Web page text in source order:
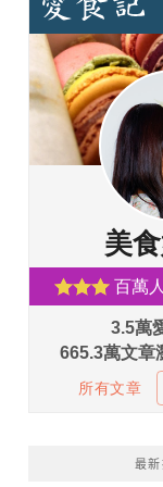
最新